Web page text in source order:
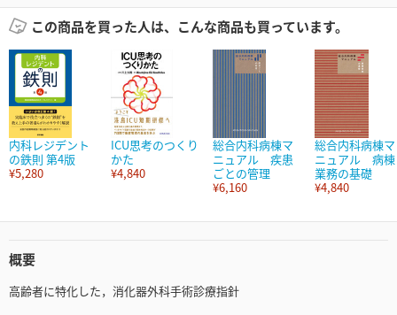
この商品を買った人は、こんな商品も買っています。
内科レジデント
の鉄則 第4版
¥5,280
ICU思考のつくり
かた
¥4,840
総合内科病棟マ
ニュアル 疾患
ごとの管理
¥6,160
総合内科病棟マ
ニュアル 病棟
業務の基礎
¥4,840
概要
高齢者に特化した，消化器外科手術診療指針